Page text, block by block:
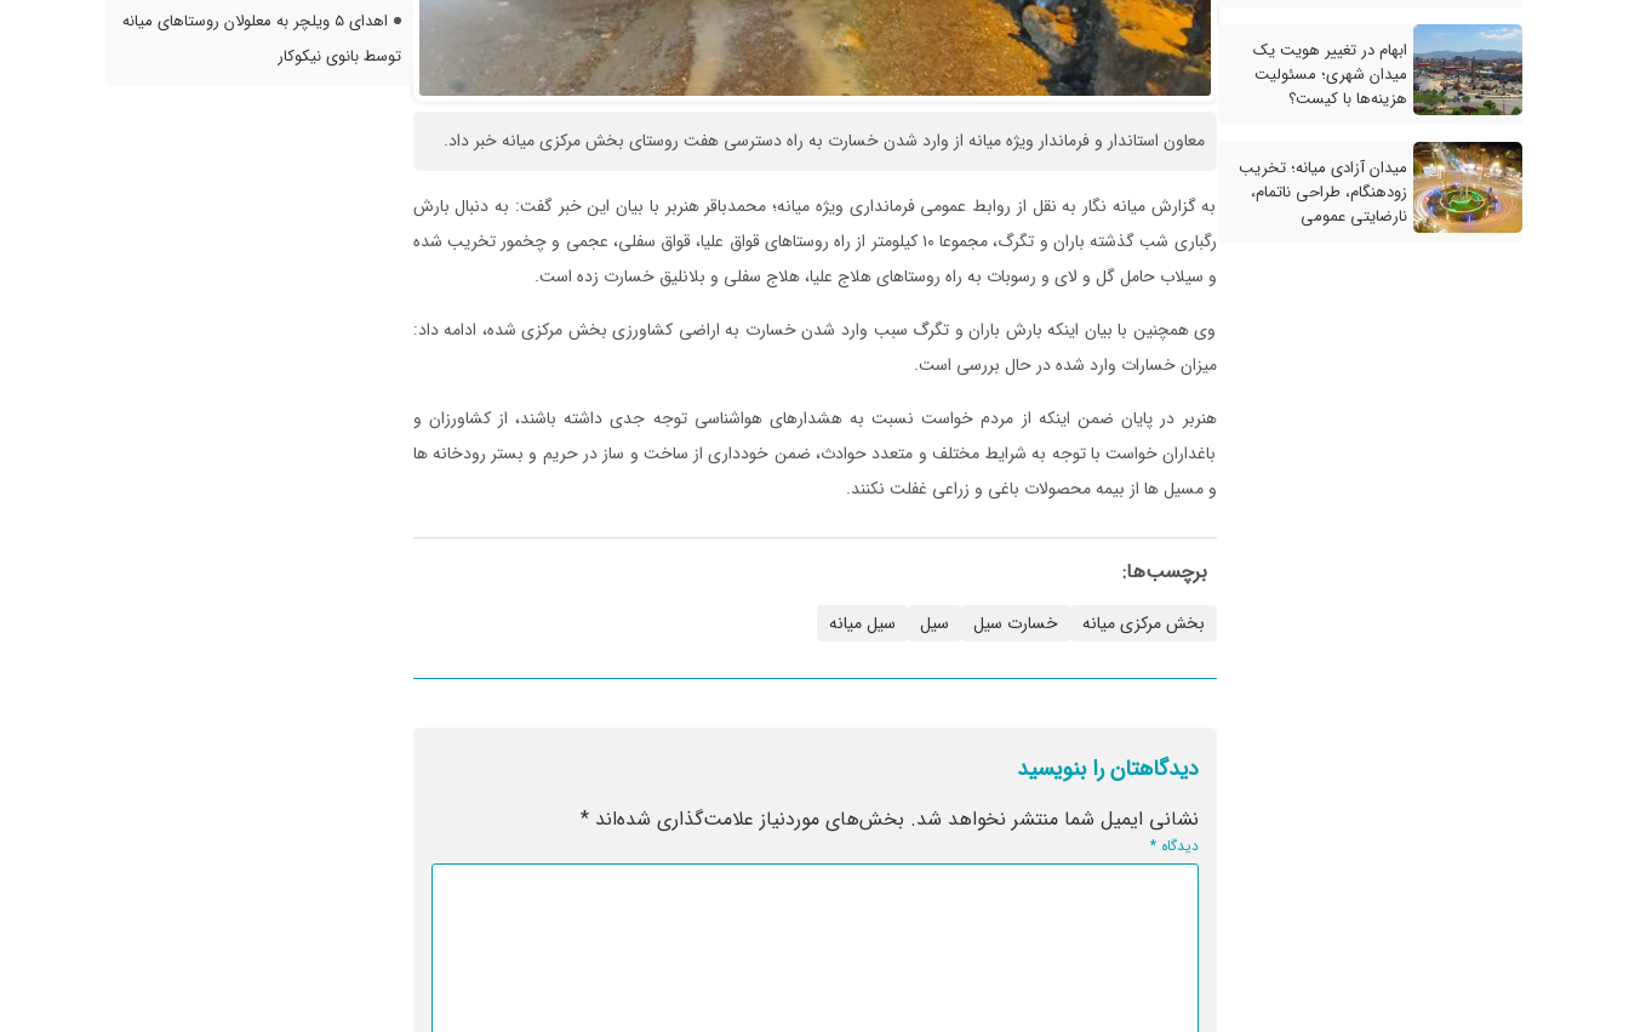
ابهام در تغییر هویت یک
میدان شهری؛ مسئولیت
هزینه‌ها با کیست؟
میدان آزادی میانه؛ تخریب
زودهنگام، طراحی ناتمام،
نارضایتی عمومی
معاون استاندار و فرماندار ویژه میانه از وارد شدن خسارت به راه دسترسی هفت روستای بخش مرکزی میانه خبر داد.
به گزارش میانه نگار به نقل از روابط عمومی فرمانداری ویژه میانه؛ محمدباقر هنربر با بیان این خبر گفت: به دنبال بارش
رگباری شب گذشته باران و تگرگ، مجموعا ۱۰ کیلومتر از راه روستاهای قواق علیا، قواق سفلی، عجمی و چخمور تخریب شده
و سیلاب حامل گل و لای و رسوبات به راه روستاهای هلاج علیا، هلاج سفلی و بلانلیق خسارت زده است.
وی همچنین با بیان اینکه بارش باران و تگرگ سبب وارد شدن خسارت به اراضی کشاورزی بخش مرکزی شده، ادامه داد:
میزان خسارات وارد شده در حال بررسی است.
هنربر در پایان ضمن اینکه از مردم خواست نسبت به هشدارهای هواشناسی توجه جدی داشته باشند، از کشاورزان و
باغداران خواست با توجه به شرایط مختلف و متعدد حوادث، ضمن خودداری از ساخت و ساز در حریم و بستر رودخانه ها
و مسیل ها از بیمه محصولات باغی و زراعی غفلت نکنند.
برچسب‌ها:
بخش مرکزی میانه خسارت سیل سیل سیل میانه
دیدگاهتان را بنویسید
نشانی ایمیل شما منتشر نخواهد شد. بخش‌های موردنیاز علامت‌گذاری شده‌اند*
دیدگاه*
اهدای ۵ ویلچر به معلولان روستاهای میانه
توسط بانوی نیکوکار